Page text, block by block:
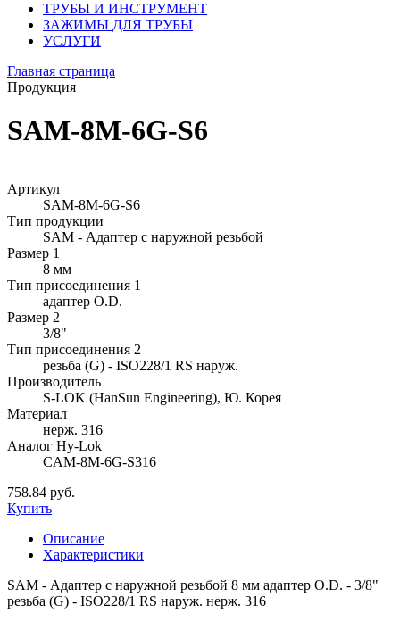
ТРУБЫ И ИНСТРУМЕНТ
ЗАЖИМЫ ДЛЯ ТРУБЫ
УСЛУГИ
Главная страница
Продукция
SAM-8M-6G-S6
Артикул
SAM-8M-6G-S6
Тип продукции
SAM - Адаптер с наружной резьбой
Размер 1
8 мм
Тип присоединения 1
адаптер O.D.
Размер 2
3/8"
Тип присоединения 2
резьба (G) - ISO228/1 RS наруж.
Производитель
S-LOK (HanSun Engineering), Ю. Корея
Материал
нерж. 316
Аналог Hy-Lok
CAM-8M-6G-S316
758.84 руб.
Купить
Описание
Характеристики
SAM - Адаптер с наружной резьбой 8 мм адаптер O.D. - 3/8"
резьба (G) - ISO228/1 RS наруж. нерж. 316